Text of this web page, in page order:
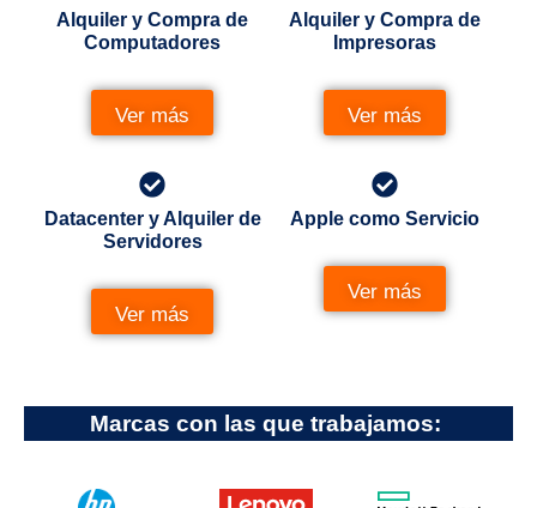
Alquiler y Compra de
Computadores
Ver más
Alquiler y Compra de
Impresoras
Ver más
Datacenter y Alquiler de
Servidores
Ver más
Apple como Servicio
Ver más
Marcas con las que trabajamos: